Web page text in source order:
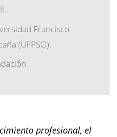
Francisco
(UFPSO).
profesional, el